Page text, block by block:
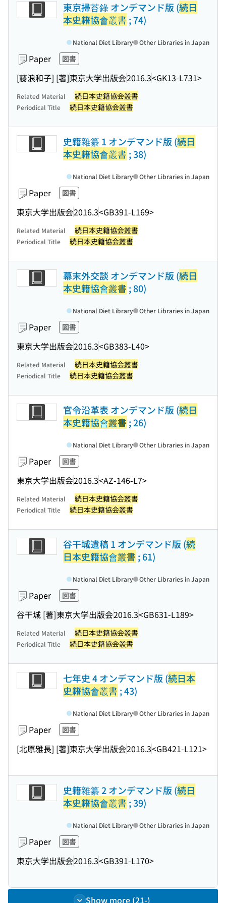
東京掃苔錄 オンデマンド版 (続日
本史籍協會叢書 ; 74)
Paper 図書
[藤浪和子] [著]東京大学出版会2016.3<GK13-L731>
National Diet Library Other Libraries in Japan
Related Material 続日本史籍協会叢書
Periodical Title 続日本史籍協会叢書
史籍雜纂 1 オンデマンド版 (続日
本史籍協會叢書 ; 38)
Paper 図書
東京大学出版会2016.3<GB391-L169>
National Diet Library Other Libraries in Japan
Related Material 続日本史籍協会叢書
Periodical Title 続日本史籍協会叢書
幕末外交談 オンデマンド版 (続日
本史籍協會叢書 ; 80)
Paper 図書
東京大学出版会2016.3<GB383-L40>
National Diet Library Other Libraries in Japan
Related Material 続日本史籍協会叢書
Periodical Title 続日本史籍協会叢書
官令沿革表 オンデマンド版 (続日
本史籍協會叢書 ; 26)
Paper 図書
東京大学出版会2016.3<AZ-146-L7>
National Diet Library Other Libraries in Japan
Related Material 続日本史籍協会叢書
Periodical Title 続日本史籍協会叢書
谷干城遺稿 1 オンデマンド版 (続
日本史籍協會叢書 ; 61)
Paper 図書
谷干城 [著]東京大学出版会2016.3<GB631-L189>
National Diet Library Other Libraries in Japan
Related Material 続日本史籍協会叢書
Periodical Title 続日本史籍協会叢書
七年史 4 オンデマンド版 (続日本
史籍協會叢書 ; 43)
Paper 図書
[北原雅長] [著]東京大学出版会2016.3<GB421-L121>
National Diet Library Other Libraries in Japan
史籍雜纂 2 オンデマンド版 (続日
本史籍協會叢書 ; 39)
Paper 図書
東京大学出版会2016.3<GB391-L170>
National Diet Library Other Libraries in Japan
Show more (21-)